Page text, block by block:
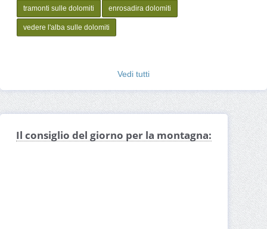
tramonti sulle dolomiti enrosadira dolomiti
vedere l'alba sulle dolomiti
Vedi tutti
Il consiglio del giorno per la montagna: